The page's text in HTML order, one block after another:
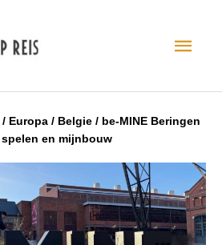
/ Europa / Belgie / be-MINE Beringen
en mijnbouw